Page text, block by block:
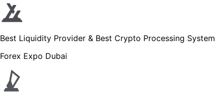
Best Liquidity Provider & Best Crypto Processing System
Forex Expo Dubai